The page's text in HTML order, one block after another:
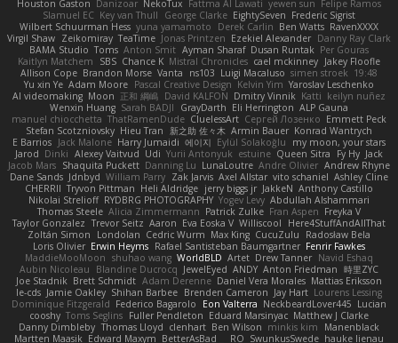
Houston Gaston Danizoar NekoTux Fattma Al Lawati yewen sun Felipe Ramos
Slamuel EC Key van Thull George Clarke EightySeven Frederic Sigrist
Wilbert Schuurman Hess yuna yamamoto Derek Carlin Ben Watts RavenXXXX
Virgil Shaw Zeikomiray TeaTime Jonas Printzen Ezekiel Alexander Danny Ray Clark
BAMA Studio Toms Anton Smit Ayman Sharaf Dusan Runtak Per Gouras
Kaitlyn Matchem
SBS Chance K Mistral Chronicles cael mckinney Jakey Floofle
Allison Cope Brandon Morse Vanta ns103 Luigi Macaluso simen stroek 19:48
Yu xin Ye Adam Moore Pascal Creative Design Kelvin Yim Yaroslav Leschenko
AI videomaking Moon 正和 綱嶋 David KALFON Dmitry Vinnik Katti keilyn nuñez
Wenxin Huang Sarah BADJI GrayDarth Eli Herrington ALP Gauna
manuel chiocchetta ThatRamenDude CluelessArt Cергей Лозенко Emmett Peck
Stefan Scotzniovsky Hieu Tran 新之助 佐々木 Armin Bauer Konrad Wantrych
E Barrios Jack Malone Harry Jumaidi 에이지 Eylül Solakoğlu
my moon, your stars
Jarod Dinki Alexey Vaitvud Udi Yurii Antonyuk estuine Queen Sitra Fy Hy Jack
Jacob Mars Shaquita Puckett Danning Lu LunaLoutre Andre Olivier Andrew Rhyne
Dane Sands Jdnbyd William Parry Zak Jarvis Axel Allstar vito schaniel Ashley Cline
CHERRII Tryvon Pittman Heli Aldridge jerry biggs jr JakkeN Anthony Castillo
Nikolai Strelioff RYDBRG PHOTOGRAPHY Yogev Levy Abdullah Alshammari
Thomas Steele Alicia Zimmermann Patrick Zulke Fran Aspen Freyka V
Taylor Gonzalez Trevor Seitz Aaron Eva Eoska V Williscool
Here4StuffAndAllThat
Zoltán Simon
Londolan Cedric Wurm Max King CucuZulu
Radosław Bela
Loris Olivier Erwin Heyms Rafael Santisteban Baumgartner Fenrir Fawkes
MaddieMooMoon shuhao wang WorldBLD Artet Drew Tanner Navid Eshaq
Aubin Nicoleau
Blandine Ducrocq JewelEyed ANDY Anton Friedman 時里ZYC
Joe Stadnik Brett Schmidt Adam Derenne Daniel Vera Morales Mattias Eriksson
le-cds Jamie Oakley Shihan Barbee Brenden Cameron Jay Hart Lourens Lessing
Dominique Fitzgerald Federico Bagarolo Eon Valterra NeckbeardLover445 Lucian
cooshy Toms Seglins Fuller Pendleton Eduard Marsinyac Matthew J Clarke
Danny Dimbleby Thomas Lloyd clenhart Ben Wilson minkis kim
Manenblack
Martten Maasik Edward Maxym BetterAsBad _ RO SwunkusSwede hauke lienau